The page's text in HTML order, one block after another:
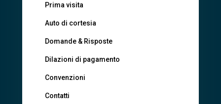
Prima visita
Auto di cortesia
Domande & Risposte
Dilazioni di pagamento
Convenzioni
Contatti